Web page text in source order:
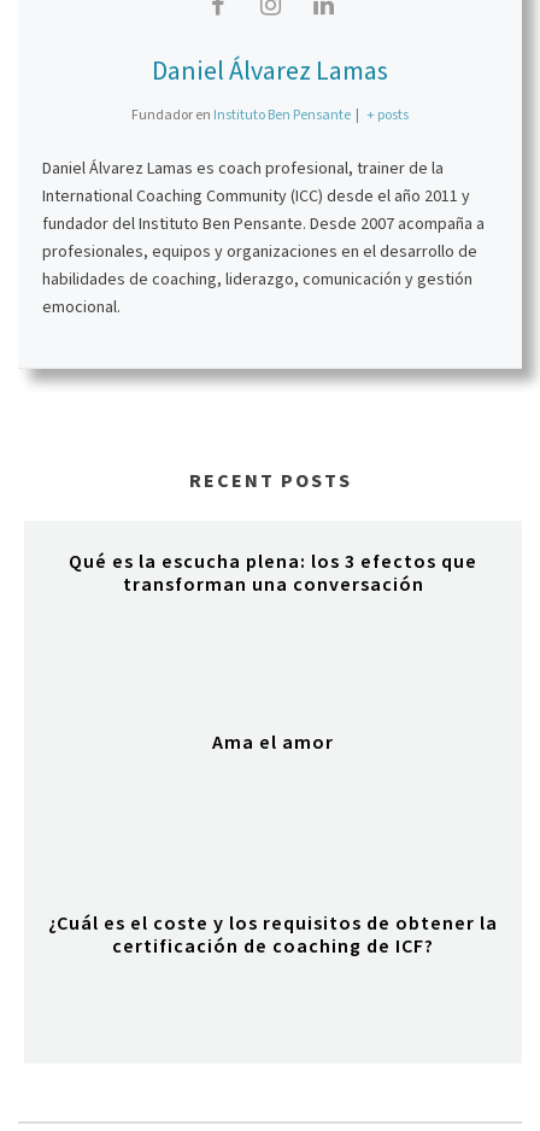
Daniel Álvarez Lamas
Fundadoren Instituto Ben Pensante | + posts
Daniel Álvarez Lamas es coach profesional, trainer de la
International Coaching Community (ICC) desde el año 2011 y
fundador del Instituto Ben Pensante. Desde 2007 acompaña a
profesionales, equipos y organizaciones en el desarrollo de
habilidades de coaching, liderazgo, comunicación y gestión
emocional.
RECENT POSTS
Qué es la escucha plena: los 3 efectos que
transforman una conversación
Ama el amor
¿Cuál es el coste y los requisitos de obtener la
certificación de coaching de ICF?